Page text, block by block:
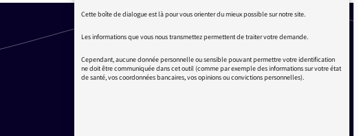
Cette boîte de dialogue est là pour vous orienter du mieux possible sur notre site.
Les informations que vous nous transmettez permettent de traiter votre demande.
Cependant, aucune donnée personnelle ou sensible pouvant permettre votre identification
ne doit être communiquée dans cet outil (comme par exemple des informations sur votre état
de santé, vos coordonnées bancaires, vos opinions ou convictions personnelles).